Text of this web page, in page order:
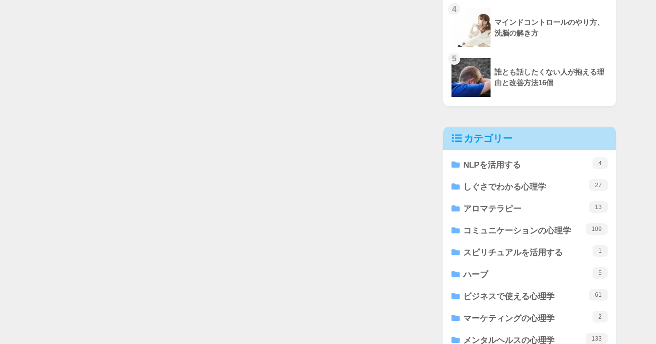
4
マインドコントロールのやり方、
洗脳の解き方
5
誰とも話したくない人が抱える理
由と改善方法16個
カテゴリー
NLPを活用する 4
しぐさでわかる心理学 27
アロマテラピー 13
コミュニケーションの心理学 109
スピリチュアルを活用する 1
ハーブ 5
ビジネスで使える心理学 61
マーケティングの心理学 2
メンタルヘルスの心理学 133